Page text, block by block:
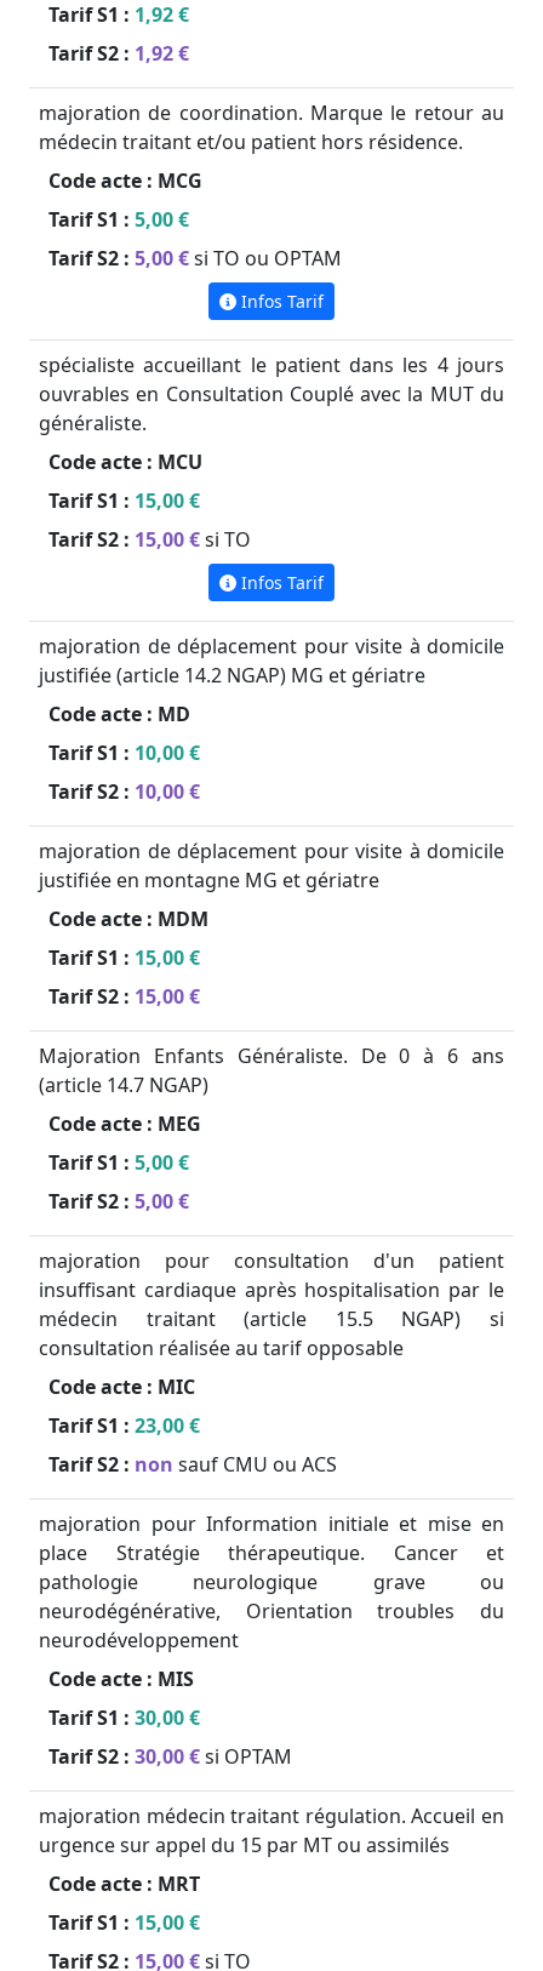
Tarif S1 : 1,92 €
Tarif S2 : 1,92 €
majoration de coordination. Marque le retour au
médecin traitant et/ou patient hors résidence.
Code acte : MCG
Tarif S1 : 5,00 €
Tarif S2 : 5,00 €si TO ou OPTAM
Infos Tarif
spécialiste accueillant le patient dans les 4 jours
ouvrables en Consultation Couplé avec la MUT du
généraliste.
Code acte : MCU
Tarif S1 : 15,00 €
Tarif S2 : 15,00 €si TO
Infos Tarif
majoration de déplacement pour visite à domicile
justifiée (article 14.2 NGAP) MG et gériatre
Code acte : MD
Tarif S1 : 10,00 €
Tarif S2 : 10,00 €
majoration de déplacement pour visite à domicile
justifiée en montagne MG et gériatre
Code acte : MDM
Tarif S1 : 15,00 €
Tarif S2 : 15,00 €
Majoration Enfants Généraliste. De 0 à 6 ans
(article 14.7 NGAP)
Code acte : MEG
Tarif S1 : 5,00 €
Tarif S2 : 5,00 €
majoration pour consultation d'un patient
insuffisant cardiaque après hospitalisation par le
médecin traitant (article 15.5 NGAP) si
consultation réalisée au tarif opposable
Code acte : MIC
Tarif S1 : 23,00 €
Tarif S2 : non sauf CMU ou ACS
majoration pour Information initiale et mise en
place Stratégie thérapeutique. Cancer et
pathologie neurologique grave ou
neurodégénérative, Orientation troubles du
neurodéveloppement
Code acte : MIS
Tarif S1 : 30,00 €
Tarif S2 : 30,00 €si OPTAM
majoration médecin traitant régulation. Accueil en
urgence sur appel du 15 par MT ou assimilés
Code acte : MRT
Tarif S1 : 15,00 €
Tarif S2 : 15,00 €si TO